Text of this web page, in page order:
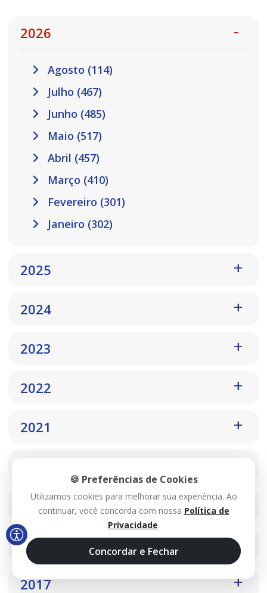
2026
Agosto (114)
Julho (467)
Junho (485)
Maio (517)
Abril (457)
Março (410)
Fevereiro (301)
Janeiro (302)
2025
2024
2023
2022
2021
2019
2018
2017
🍪 Preferências de Cookies
Utilizamos cookies para melhorar sua experiência. Ao
continuar, você concorda com nossa Política de
Privacidade.
Concordar e Fechar